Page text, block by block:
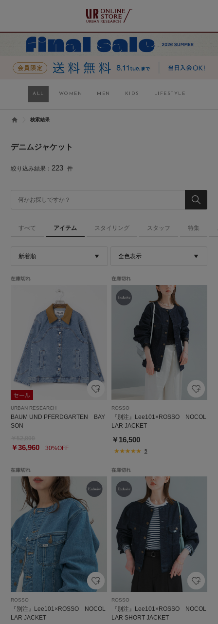
ALL WOMEN MEN KIDS LIFESTYLE
検索結果
デニムジャケット
絞り込み結果： 223 件
すべて アイテム スタイリング スタッフ 特集
URBAN RESEARCH
BAUM UND PFERDGARTEN BAY
SON
￥36,960 30%OFF
ROSSO
『別注』Lee101×ROSSO NOCOL
LAR JACKET
￥16,500
5
ROSSO
『別注』Lee101×ROSSO NOCOL
LAR JACKET
ROSSO
『別注』Lee101×ROSSO NOCOL
LAR SHORT JACKET